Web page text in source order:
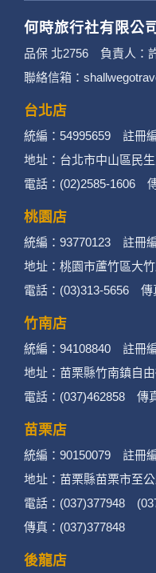
何時旅行社有限公司
品保 北2756 負責人：
聯絡信箱：
台北店
統編：54995659 註冊
地址：台北市中山區民
電話：(02)2585-1606
桃園店
統編：93770123 註冊
地址：桃園市蘆竹區大
電話：(03)313-5656 傳
竹南店
統編：94108840 註冊
地址：苗栗縣竹南鎮自
電話：(037)462858 傳
苗栗店
統編：90150079 註冊
地址：苗栗縣苗栗市至
電話：(037)377948
傳真：(037)377848
後龍店